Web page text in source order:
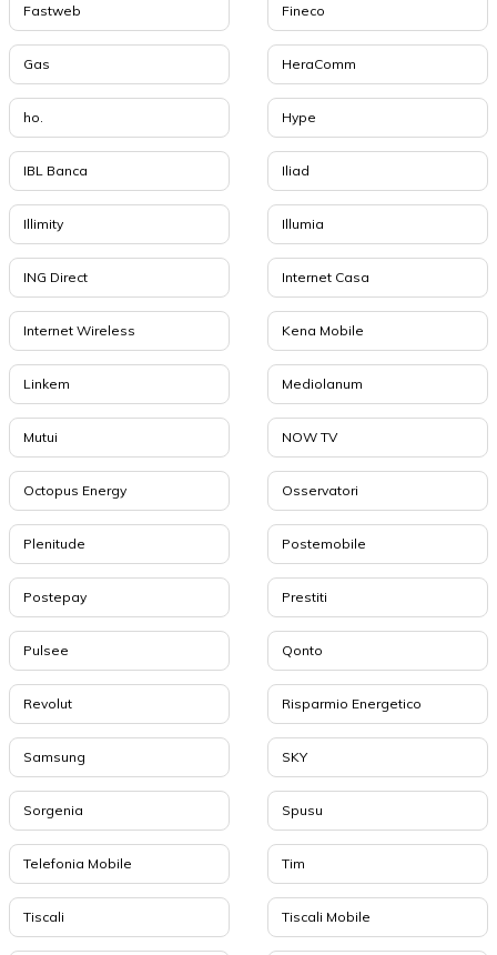
Fastweb Fineco
Gas HeraComm
ho. Hype
IBL Banca Iliad
Illimity Illumia
ING Direct Internet Casa
Internet Wireless Kena Mobile
Linkem Mediolanum
Mutui NOW TV
Octopus Energy Osservatori
Plenitude Postemobile
Postepay Prestiti
Pulsee Qonto
Revolut Risparmio Energetico
Samsung SKY
Sorgenia Spusu
Telefonia Mobile Tim
Tiscali Tiscali Mobile